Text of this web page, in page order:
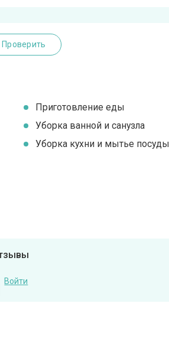
Проверить
Приготовление еды
Уборка ванной и санузла
Уборка кухни и мытье посуды
Войти